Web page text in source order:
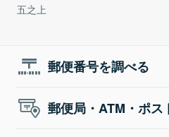
五之上
郵便番号を調べる
郵便局・ATM・ポス